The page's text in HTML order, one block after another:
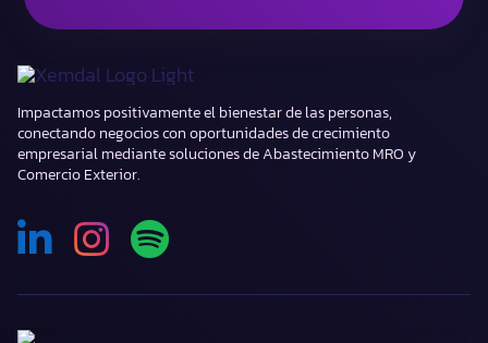
Impactamos positivamente el bienestar de las personas,
conectando negocios con oportunidades de crecimiento
empresarial mediante soluciones de Abastecimiento MRO y
Comercio Exterior.